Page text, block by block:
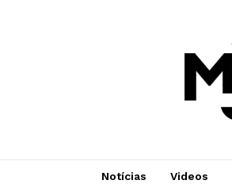
Notícias Videos